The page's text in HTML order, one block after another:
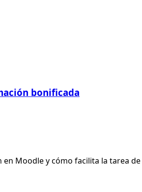
bonificada
Moodle y cómo facilita la tarea